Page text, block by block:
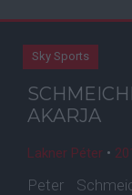
Sky Sports
AKARJA
Lakner Péter •
Peter